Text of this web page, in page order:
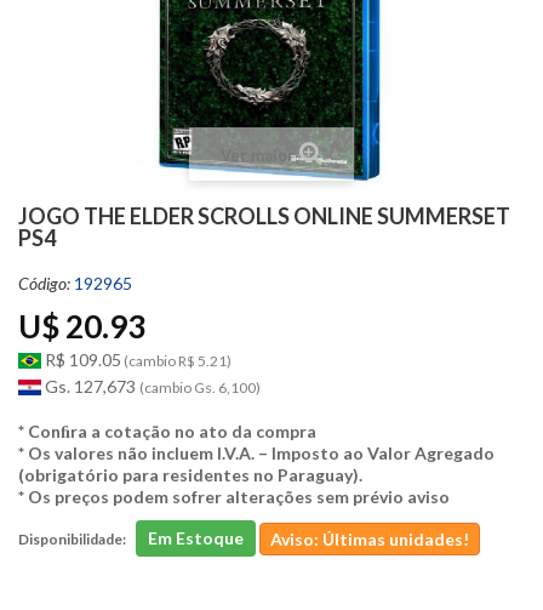
Ver maior
JOGO THE ELDER SCROLLS ONLINE SUMMERSET
PS4
Código: 192965
U$ 20.93
R$ 109.05 (cambio R$ 5.21)
Gs. 127,673 (cambio Gs. 6,100)
* Conﬁra a cotação no ato da compra
* Os valores não incluem I.V.A. – Imposto ao Valor Agregado
(obrigatório para residentes no Paraguay).
* Os preços podem sofrer alterações sem prévio aviso
Disponibilidade: Em Estoque Aviso: Últimas unidades!